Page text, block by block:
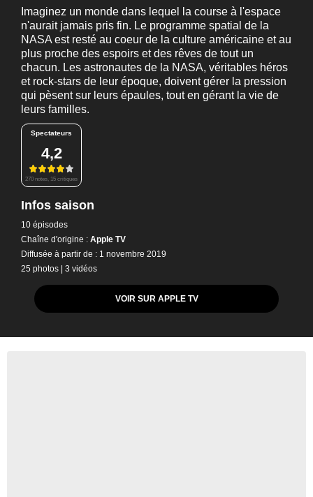
Imaginez un monde dans lequel la course à l'espace
n'aurait jamais pris fin. Le programme spatial de la
NASA est resté au coeur de la culture américaine et au
plus proche des espoirs et des rêves de tout un
chacun. Les astronautes de la NASA, véritables héros
et rock-stars de leur époque, doivent gérer la pression
qui pèsent sur leurs épaules, tout en gérant la vie de
leurs familles.
Spectateurs
4,2
270 notes, 15 critiques
Infos saison
10 épisodes
Chaîne d'origine : Apple TV
Diffusée à partir de : 1 novembre 2019
25 photos | 3 vidéos
VOIR SUR APPLE TV